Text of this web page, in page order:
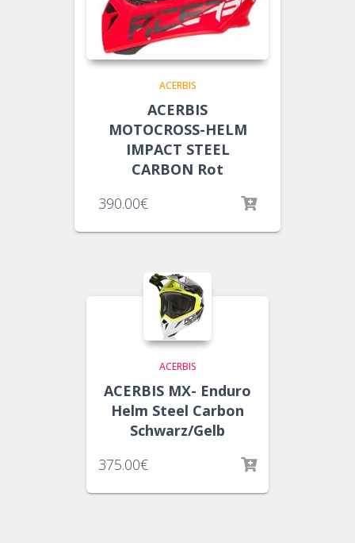
ACERBIS
ACERBIS
MOTOCROSS-HELM
IMPACT STEEL
CARBON Rot
390.00€
ACERBIS
ACERBIS MX- Enduro
Helm Steel Carbon
Schwarz/Gelb
375.00€